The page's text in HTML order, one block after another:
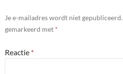
Je e-mailadres wordt niet gepubliceerd.
gemarkeerd met *
Reactie *